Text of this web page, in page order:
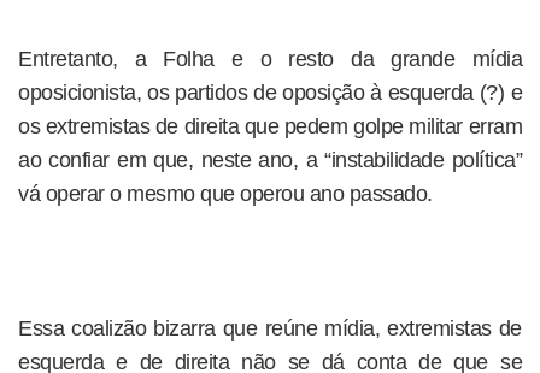
Entretanto, a Folha e o resto da grande mídia
oposicionista, os partidos de oposição à esquerda (?) e
os extremistas de direita que pedem golpe militar erram
ao confiar em que, neste ano, a “instabilidade política”
vá operar o mesmo que operou ano passado.
Essa coalizão bizarra que reúne mídia, extremistas de
esquerda e de direita não se dá conta de que se